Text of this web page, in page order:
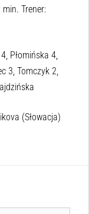
Trener:
Płomińska 4,
3, Tomczyk 2,
(Słowacja)